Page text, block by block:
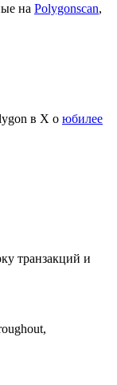
на Polygonscan,
в X о юбилее
транзакций и